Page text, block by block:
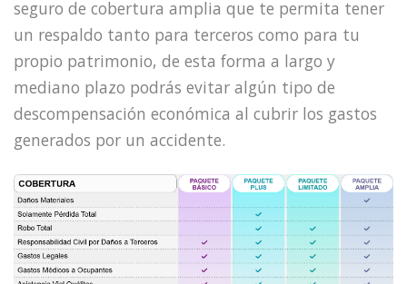
seguro de cobertura amplia que te permita tener
un respaldo tanto para terceros como para tu
propio patrimonio, de esta forma a largo y
mediano plazo podrás evitar algún tipo de
descompensación económica al cubrir los gastos
generados por un accidente.